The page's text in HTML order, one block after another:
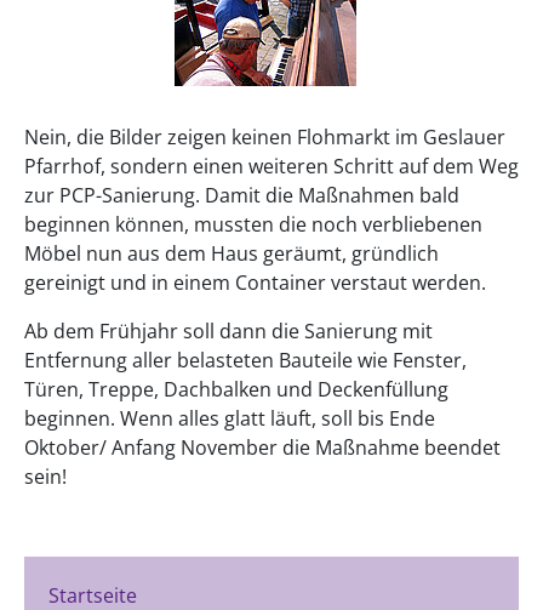
Nein, die Bilder zeigen keinen Flohmarkt im Geslauer
Pfarrhof, sondern einen weiteren Schritt auf dem Weg
zur PCP-Sanierung. Damit die Maßnahmen bald
beginnen können, mussten die noch verbliebenen
Möbel nun aus dem Haus geräumt, gründlich
gereinigt und in einem Container verstaut werden.
Ab dem Frühjahr soll dann die Sanierung mit
Entfernung aller belasteten Bauteile wie Fenster,
Türen, Treppe, Dachbalken und Deckenfüllung
beginnen. Wenn alles glatt läuft, soll bis Ende
Oktober/ Anfang November die Maßnahme beendet
sein!
Startseite